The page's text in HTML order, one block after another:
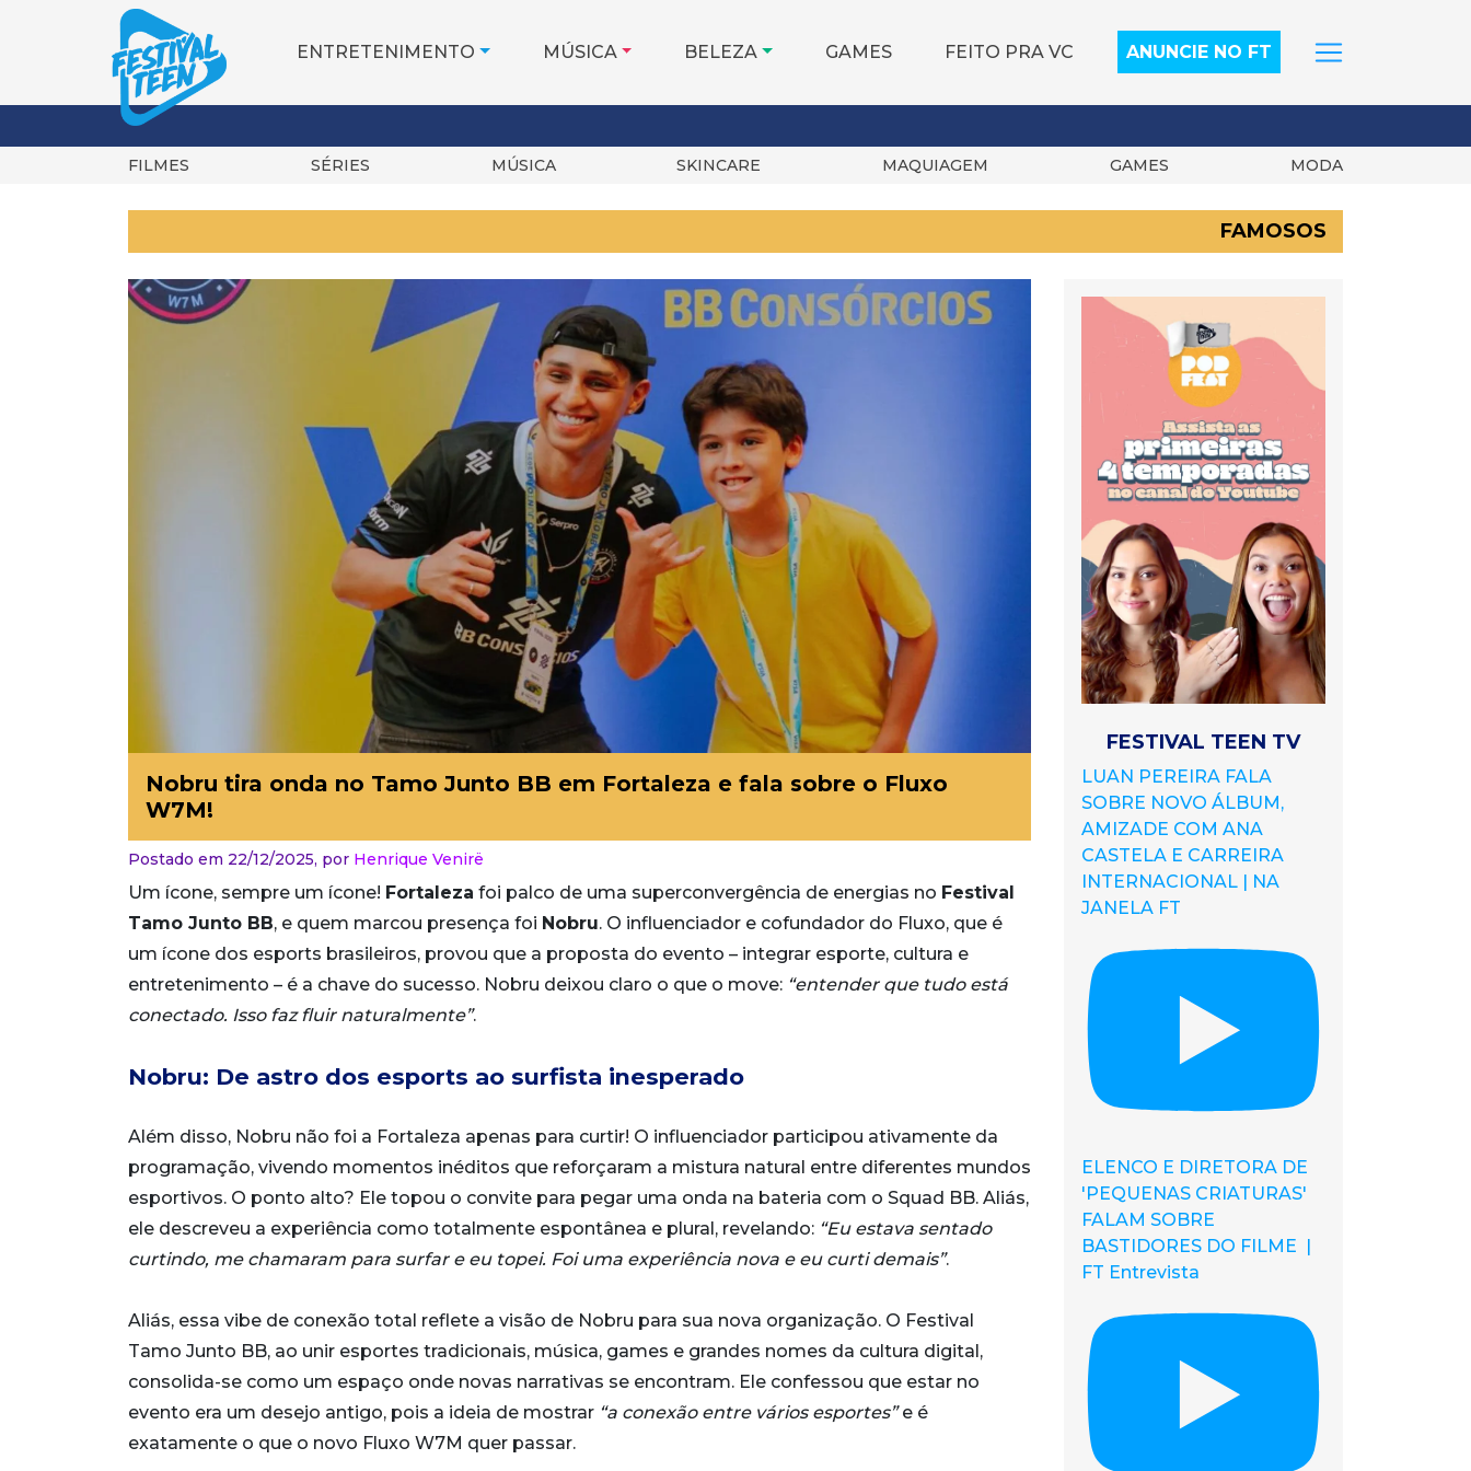
ENTRETENIMENTO MÚSICA BELEZA GAMES FEITO PRA VC ANUNCIE NO FT
FILMES SÉRIES MÚSICA SKINCARE MAQUIAGEM GAMES MODA
FAMOSOS
Nobru tira onda no Tamo Junto BB em Fortaleza e fala sobre o Fluxo
W7M!
Postado em 22/12/2025, por Henrique Venirë
Um ícone, sempre um ícone! Fortaleza foi palco de uma superconvergência de energias no Festival
Tamo Junto BB, e quem marcou presença foi Nobru. O influenciador e cofundador do Fluxo, que é
um ícone dos esports brasileiros, provou que a proposta do evento – integrar esporte, cultura e
entretenimento – é a chave do sucesso. Nobru deixou claro o que o move: “entender que tudo está
conectado. Isso faz fluir naturalmente”.
Nobru: De astro dos esports ao surfista inesperado
Além disso, Nobru não foi a Fortaleza apenas para curtir! O influenciador participou ativamente da
programação, vivendo momentos inéditos que reforçaram a mistura natural entre diferentes mundos
esportivos. O ponto alto? Ele topou o convite para pegar uma onda na bateria com o Squad BB. Aliás,
ele descreveu a experiência como totalmente espontânea e plural, revelando: “Eu estava sentado
curtindo, me chamaram para surfar e eu topei. Foi uma experiência nova e eu curti demais”.
Aliás, essa vibe de conexão total reflete a visão de Nobru para sua nova organização. O Festival
Tamo Junto BB, ao unir esportes tradicionais, música, games e grandes nomes da cultura digital,
consolida-se como um espaço onde novas narrativas se encontram. Ele confessou que estar no
evento era um desejo antigo, pois a ideia de mostrar “a conexão entre vários esportes”e é
exatamente o que o novo Fluxo W7M quer passar.
FESTIVAL TEEN TV
LUAN PEREIRA FALA
SOBRE NOVO ÁLBUM,
AMIZADE COM ANA
CASTELA E CARREIRA
INTERNACIONAL | NA
JANELA FT
ELENCO E DIRETORA DE
'PEQUENAS CRIATURAS'
FALAM SOBRE
BASTIDORES DO FILME |
FT Entrevista